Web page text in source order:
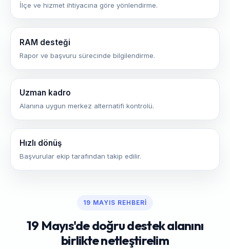
İlçe ve hizmet ihtiyacına göre yönlendirme.
RAM desteği
Rapor ve başvuru sürecinde bilgilendirme.
Uzman kadro
Alanına uygun merkez alternatifi kontrolü.
Hızlı dönüş
Başvurular ekip tarafından takip edilir.
19 MAYIS REHBERI
19 Mayıs'de doğru destek alanını
birlikte netleştirelim